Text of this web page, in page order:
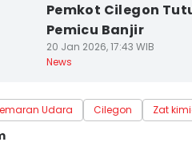
Pemkot Cilegon
Pemicu Banjir
20 Jan 2026, 17:43 WIB
News
Udara Cilegon Zat